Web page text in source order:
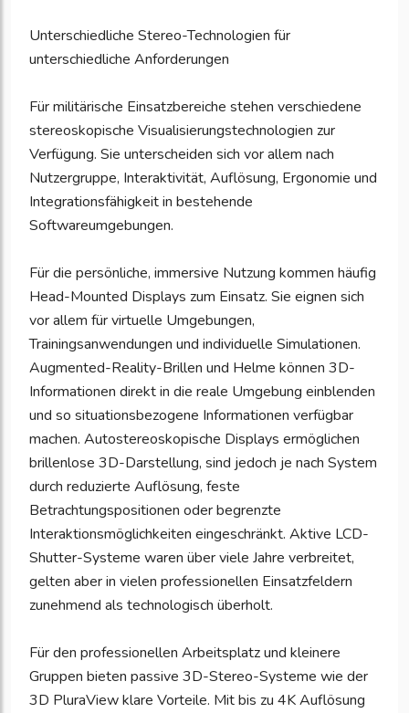
Unterschiedliche Stereo-Technologien für
unterschiedliche Anforderungen
Für militärische Einsatzbereiche stehen verschiedene
stereoskopische Visualisierungstechnologien zur
Verfügung. Sie unterscheiden sich vor allem nach
Nutzergruppe, Interaktivität, Auflösung, Ergonomie und
Integrationsfähigkeit in bestehende
Softwareumgebungen.
Für die persönliche, immersive Nutzung kommen häufig
Head-Mounted Displays zum Einsatz. Sie eignen sich
vor allem für virtuelle Umgebungen,
Trainingsanwendungen und individuelle Simulationen.
Augmented-Reality-Brillen und Helme können 3D-
Informationen direkt in die reale Umgebung einblenden
und so situationsbezogene Informationen verfügbar
machen. Autostereoskopische Displays ermöglichen
brillenlose 3D-Darstellung, sind jedoch je nach System
durch reduzierte Auflösung, feste
Betrachtungspositionen oder begrenzte
Interaktionsmöglichkeiten eingeschränkt. Aktive LCD-
Shutter-Systeme waren über viele Jahre verbreitet,
gelten aber in vielen professionellen Einsatzfeldern
zunehmend als technologisch überholt.
Für den professionellen Arbeitsplatz und kleinere
Gruppen bieten passive 3D-Stereo-Systeme wie der
3D PluraView klare Vorteile. Mit bis zu 4K Auflösung